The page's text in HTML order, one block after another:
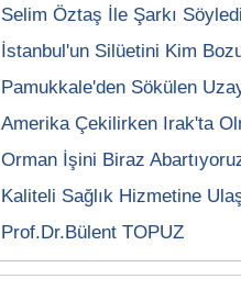
Selim Öztaş İle Şarkı
İstanbul'un Silüetini Kim
Pamukkale'den Sökülen
Amerika Çekilirken Irak'ta
Orman İşini Biraz
Kaliteli Sağlık Hizmetine
Prof.Dr.Bülent TOPUZ